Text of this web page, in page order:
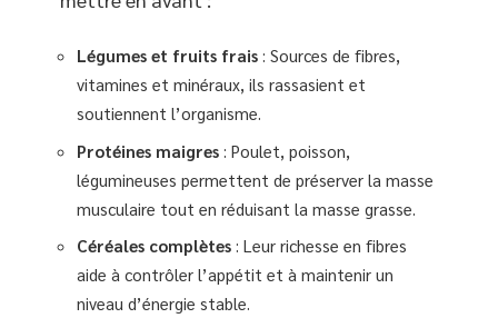
Légumes et fruits frais : Sources de fibres,
vitamines et minéraux, ils rassasient et
soutiennent l’organisme.
Protéines maigres : Poulet, poisson,
légumineuses permettent de préserver la masse
musculaire tout en réduisant la masse grasse.
Céréales complètes : Leur richesse en fibres
aide à contrôler l’appétit et à maintenir un
niveau d’énergie stable.